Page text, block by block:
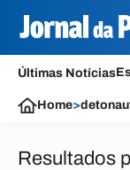
Últimas Notícias
Home>
Resultados